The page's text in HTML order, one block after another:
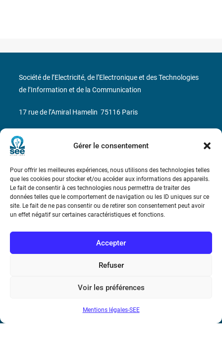
Gérer le consentement
Pour offrir les meilleures expériences, nous utilisons des technologies telles
que les cookies pour stocker et/ou accéder aux informations des appareils.
Le fait de consentir à ces technologies nous permettra de traiter des
données telles que le comportement de navigation ou les ID uniques sur ce
site. Le fait de ne pas consentir ou de retirer son consentement peut avoir
un effet négatif sur certaines caractéristiques et fonctions.
Accepter
Refuser
Voir les préférences
Mentions légales-SEE
Bicentenaire des découvertes d’André-
Conditions Générales de Vente
Mentions légales
Société de l’Electricité, de l’Electronique et des Technologies
de l’Information et de la Communication
17 rue de l’Amiral Hamelin 75116 Paris
Métro : « Boissière » Ligne 6 et « Iéna » Ligne 9
Téléphone : (+33) 1 56 90 37 17
N° de SIREN : 785 393 232, Code APE : 9412Z TVA intra-
communautaire : FR44 785 393 232